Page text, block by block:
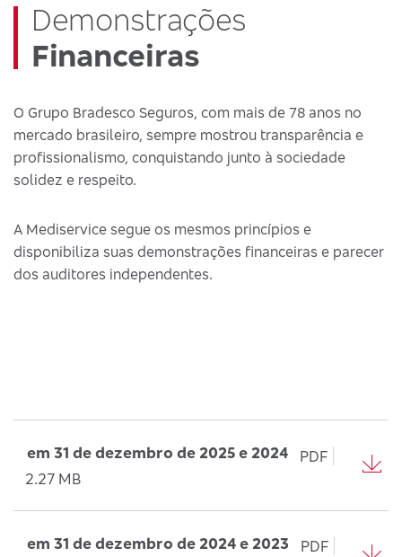
Demonstrações
Financeiras
O Grupo Bradesco Seguros, com mais de 78 anos no
mercado brasileiro, sempre mostrou transparência e
profissionalismo, conquistando junto à sociedade
solidez e respeito.
A Mediservice segue os mesmos princípios e
disponibiliza suas demonstrações financeiras e parecer
dos auditores independentes.
em 31 de dezembro de 2025 e 2024
PDF
2.27 MB
em 31 de dezembro de 2024 e 2023
PDF